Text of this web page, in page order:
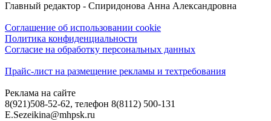
Главный редактор - Спиридонова Анна Александровна
Соглашение об использовании cookie
Политика конфиденциальности
Согласие на обработку персональных данных
Прайс-лист на размещение рекламы и техтребования
Реклама на сайте
8(921)508-52-62, телефон 8(8112) 500-131
E.Sezeikina@mhpsk.ru